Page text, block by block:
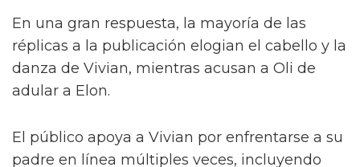
También se pueden ver dos videos mostrando
a Vivian dominando la pasarela, moviendo su
cabello y deslumbrando en el escenario. Uno
de los videos fue publicado en X por Oli
intento por reunir a los conservadores contra
los jóvenes trans. Oli malgeneró a Vivian en